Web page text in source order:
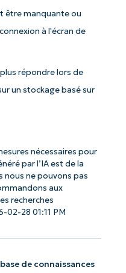
être manquante ou
à l'écran de
répondre lors de
un stockage basé sur
nécessaires pour
par l’IA est de la
nous ne pouvons pas
aux
recherches
02-28 01:11 PM
de connaissances